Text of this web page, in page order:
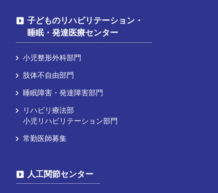
子どものリハビリテーション・
睡眠・発達医療センター
小児整形外科部門
肢体不自由部門
睡眠障害・発達障害部門
リハビリ療法部
小児リハビリテーション部門
常勤医師募集
人工関節センター